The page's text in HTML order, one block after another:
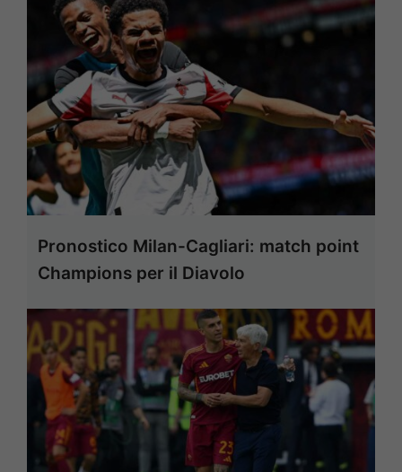
Pronostico Milan-Cagliari: match point
Champions per il Diavolo